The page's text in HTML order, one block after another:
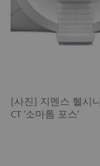
[사진] 지멘스 헬시
CT ‘소마톰 포스‘